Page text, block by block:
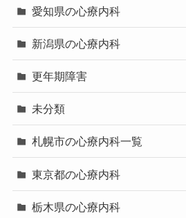
愛知県の心療内科
新潟県の心療内科
更年期障害
未分類
札幌市の心療内科一覧
東京都の心療内科
栃木県の心療内科